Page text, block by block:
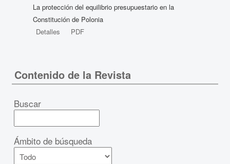
La protección del equilibrio presupuestario en la
Constitución de Polonia
Detalles
PDF
Contenido de la Revista
Buscar
Ámbito de búsqueda